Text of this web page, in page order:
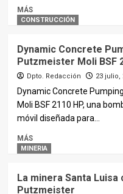
MÁS
CONSTRUCCIÓN
Dynamic Concrete
Putzmeister Moli BSF
Dpto. Redacción 23 julio,
Dynamic Concrete
Moli BSF 2110 HP, una
móvil diseñada para...
MÁS
MINERIA
La minera Santa
Putzmeister